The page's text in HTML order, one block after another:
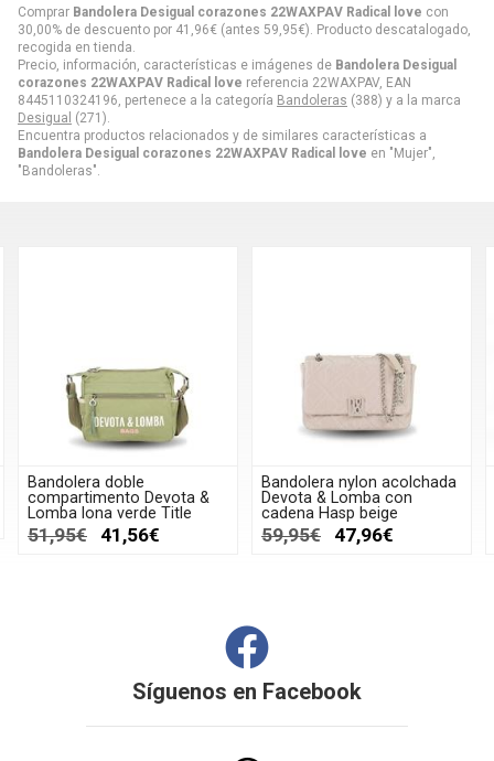
Comprar Bandolera Desigual corazones 22WAXPAV Radical love con
30,00% de descuento por 41,96€ (antes 59,95€). Producto descatalogado,
recogida en tienda.
Precio, información, características e imágenes de Bandolera Desigual
corazones 22WAXPAV Radical love referencia 22WAXPAV, EAN
8445110324196, pertenece a la categoría Bandoleras (388) y a la marca
Desigual (271).
Encuentra productos relacionados y de similares características a
Bandolera Desigual corazones 22WAXPAV Radical love en "Mujer",
"Bandoleras".
Bandolera doble
compartimento Devota &
Lomba lona verde Title
51,95€ 41,56€
Bandolera nylon acolchada
Devota & Lomba con
cadena Hasp beige
59,95€ 47,96€
Síguenos en Facebook